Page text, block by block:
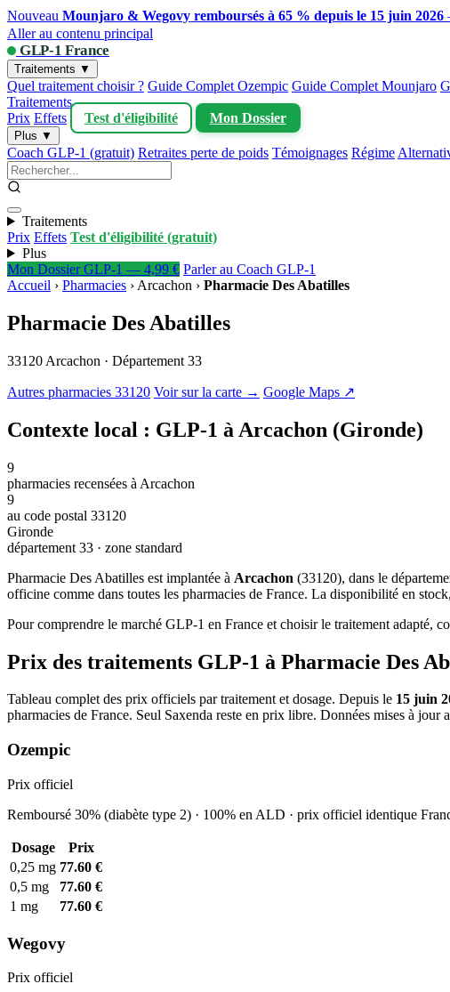
Nouveau Mounjaro & Wegovy remboursés à 65 % depuis le 15 juin 2026
Aller au contenu principal
GLP-1 France
Traitements ▼
Quel traitement choisir ? Guide Complet Ozempic Guide Complet Mounjaro
Traitements
Prix Effets Test d'éligibilité Mon Dossier
Plus ▼
Coach GLP-1 (gratuit) Retraites perte de poids Témoignages Régime
Traitements
Prix Effets Test d'éligibilité (gratuit)
Plus
Mon Dossier GLP-1 — 4,99 € Parler au Coach GLP-1
Accueil › Pharmacies › Arcachon › Pharmacie Des Abatilles
Pharmacie Des Abatilles
33120 Arcachon · Département 33
Autres pharmacies 33120 Voir sur la carte → Google Maps ↗
Contexte local : GLP-1 à Arcachon (Gironde)
9
pharmacies recensées à Arcachon
9
au code postal 33120
Gironde
département 33 · zone standard
Pharmacie Des Abatilles est implantée à Arcachon (33120), dans le
officine comme dans toutes les pharmacies de France. La disponibilité en
Pour comprendre le marché GLP-1 en France et choisir le traitement adapté,
Prix des traitements GLP-1 à Pharmacie Des
Tableau complet des prix officiels par traitement et dosage. Depuis le 15 juin
pharmacies de France. Seul Saxenda reste en prix libre. Données mises à jour
Ozempic
Prix officiel
Remboursé 30% (diabète type 2) · 100% en ALD · prix officiel identique
Dosage
Prix
0,25 mg 77.60 €
0,5 mg
77.60 €
1 mg
77.60 €
Wegovy
Prix officiel